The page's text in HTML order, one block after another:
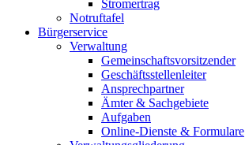
Stromertrag
Notruftafel
Bürgerservice
Verwaltung
Gemeinschaftsvorsitzender
Geschäftsstellenleiter
Ansprechpartner
Ämter & Sachgebiete
Aufgaben
Online-Dienste & Formulare